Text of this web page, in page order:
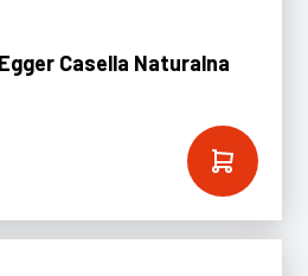
Casella Naturalna